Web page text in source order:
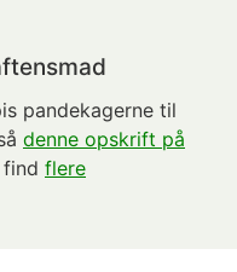
pandekagerne til
denne opskrift på
flere